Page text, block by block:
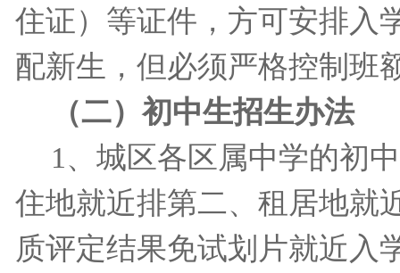
住证）等证件，方可安排入
配新生，但必须严格控制班
（二）初中生招生办法
1 、城区各区属中学的初
住地就近排第二、租居地就
质评定结果免试划片就近入